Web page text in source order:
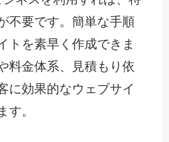
不要です。簡単な手順
トを素早く作成できま
料金体系、見積もり依
に効果的なウェブサイ
す。